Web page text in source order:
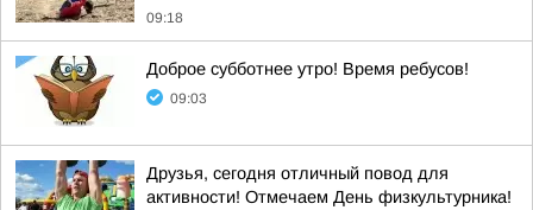
09:18
Доброе субботнее утро! Время ребусов!
09:03
Друзья, сегодня отличный повод для
активности! Отмечаем День физкультурника!